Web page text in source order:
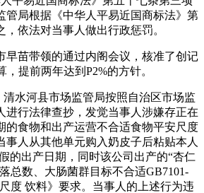
管局根据《中华人平易近国商标法》第
，依法对当事人做出行政惩罚。
苗带领的通过内阁会议，核准了创记
，提前两年达到P2%的方针。
水河县市场监管局按照自治区市场监
进行法律查抄，发觉当事人涉嫌存正在
的食物和出产运营不合适食物平安尺度
事人从其他单元购入奶皮子后粘贴本人
的出产日期，同时该公司出产的“杏仁
总数、大肠菌群目标不合适GB7101-
度 饮料》要求。当事人的上述行为违